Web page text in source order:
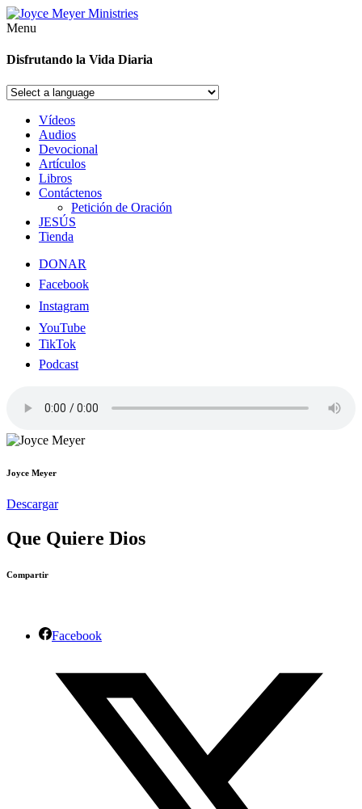
Menu
Disfrutando la Vida Diaria
Vídeos
Audios
Devocional
Artículos
Libros
Contáctenos
Petición de Oración
JESÚS
Tienda
DONAR
Facebook
Instagram
YouTube
TikTok
Podcast
Joyce Meyer
Descargar
Que Quiere Dios
Compartir
Facebook